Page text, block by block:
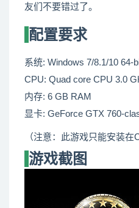
友们不要错过了。
配置要求
系统: Windows 7/8.1/10 64-
CPU: Quad core CPU 3.0
内存: 6 GB RAM
显卡: GeForce GTX 760-
（注意：此游戏只能安装在C
游戏截图